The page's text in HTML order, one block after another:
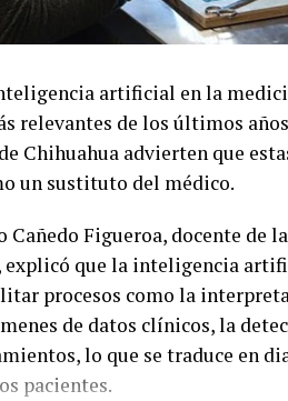
artificial en la
relevantes de los últimos
Chihuahua advierten que
un sustituto del médico.
Cañedo Figueroa, docente de
explicó que la inteligencia
procesos como la
de datos clínicos, la
lo que se traduce en
pacientes.